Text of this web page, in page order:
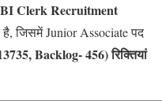
Clerk Recruitment
जिसमें Junior Associate पद
Backlog- 456) रिक्तियां